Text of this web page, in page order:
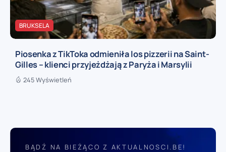
BRUKSELA
Piosenka z TikToka odmieniła los pizzerii na Saint-
Gilles – klienci przyjeżdżają z Paryża i Marsylii
245 Wyświetleń
BĄDŹ NA BIEŻĄCO Z AKTUALNOSCI.BE!